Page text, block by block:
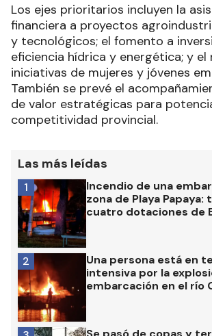
Los ejes prioritarios incluyen la
financiera a proyectos
y tecnológicos; el fomento a
eficiencia hídrica y energética; y el
iniciativas de mujeres y jóvenes
También se prevé el
de valor estratégicas para
competitividad provincial.
Las más leídas
Incendio de una
zona de Playa Papaya:
cuatro dotaciones de
1
Una persona está en
intensiva por la
embarcación en el río
2